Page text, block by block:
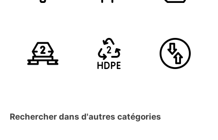
Rechercher dans d'autres catégories